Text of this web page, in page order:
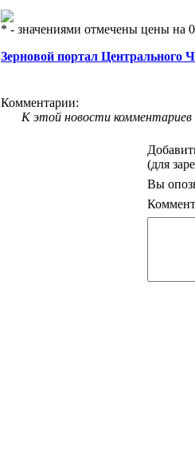
* - значениями отмечены цены на
Зерновой портал Центрального
Комментарии:
К этой новости комментариев
(для
Вы